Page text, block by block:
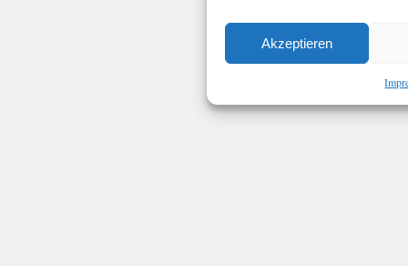
Akzeptieren